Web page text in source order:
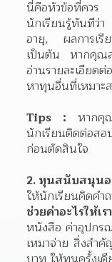
นี่คือหัวข้อที่ควร
นักเรียนรู้ทันทีว่า
อายุ, ผลการเรี
เป็นต้น หากคุณ
อ่านรายละเอียด
หาทุนอื่นที่เหมาะ
Tips : หากคุ
นักเรียนติดต่อสอ
ก่อนตัดสินใจ
2. ทุนสนับสนุนอ
ให้นักเรียนคิดคำ
ช่วยค่าอะไรให้เร
หนังสือ ค่าอุปกร
เหมาจ่าย สิ่งสำ